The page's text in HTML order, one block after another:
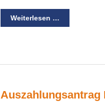
Weiterlesen …
Auszahlungsantrag